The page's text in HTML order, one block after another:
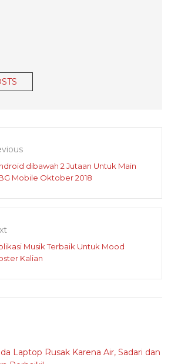
dibawah 2 Jutaan Untuk Main
Mobile Oktober 2018
Musik Terbaik Untuk Mood
Kalian
Laptop Rusak Karena Air, Sadari dan